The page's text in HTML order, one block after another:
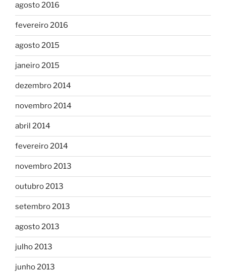
agosto 2016
fevereiro 2016
agosto 2015
janeiro 2015
dezembro 2014
novembro 2014
abril 2014
fevereiro 2014
novembro 2013
outubro 2013
setembro 2013
agosto 2013
julho 2013
junho 2013